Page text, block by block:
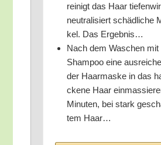
rei­nigt das Haar
neu­tra­li­siert schäd­li­che
kel. Das Ergebnis…
Nach dem Waschen mit
Sham­poo eine
der Haar­mas­ke in das
cke­ne Haar
Minu­ten, bei stark
tem Haar…